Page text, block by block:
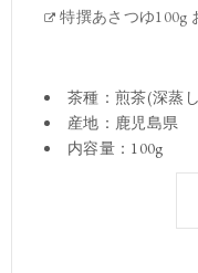
特撰あさつゆ100g
茶種：煎茶(深蒸
産地：鹿児島県
内容量：100g